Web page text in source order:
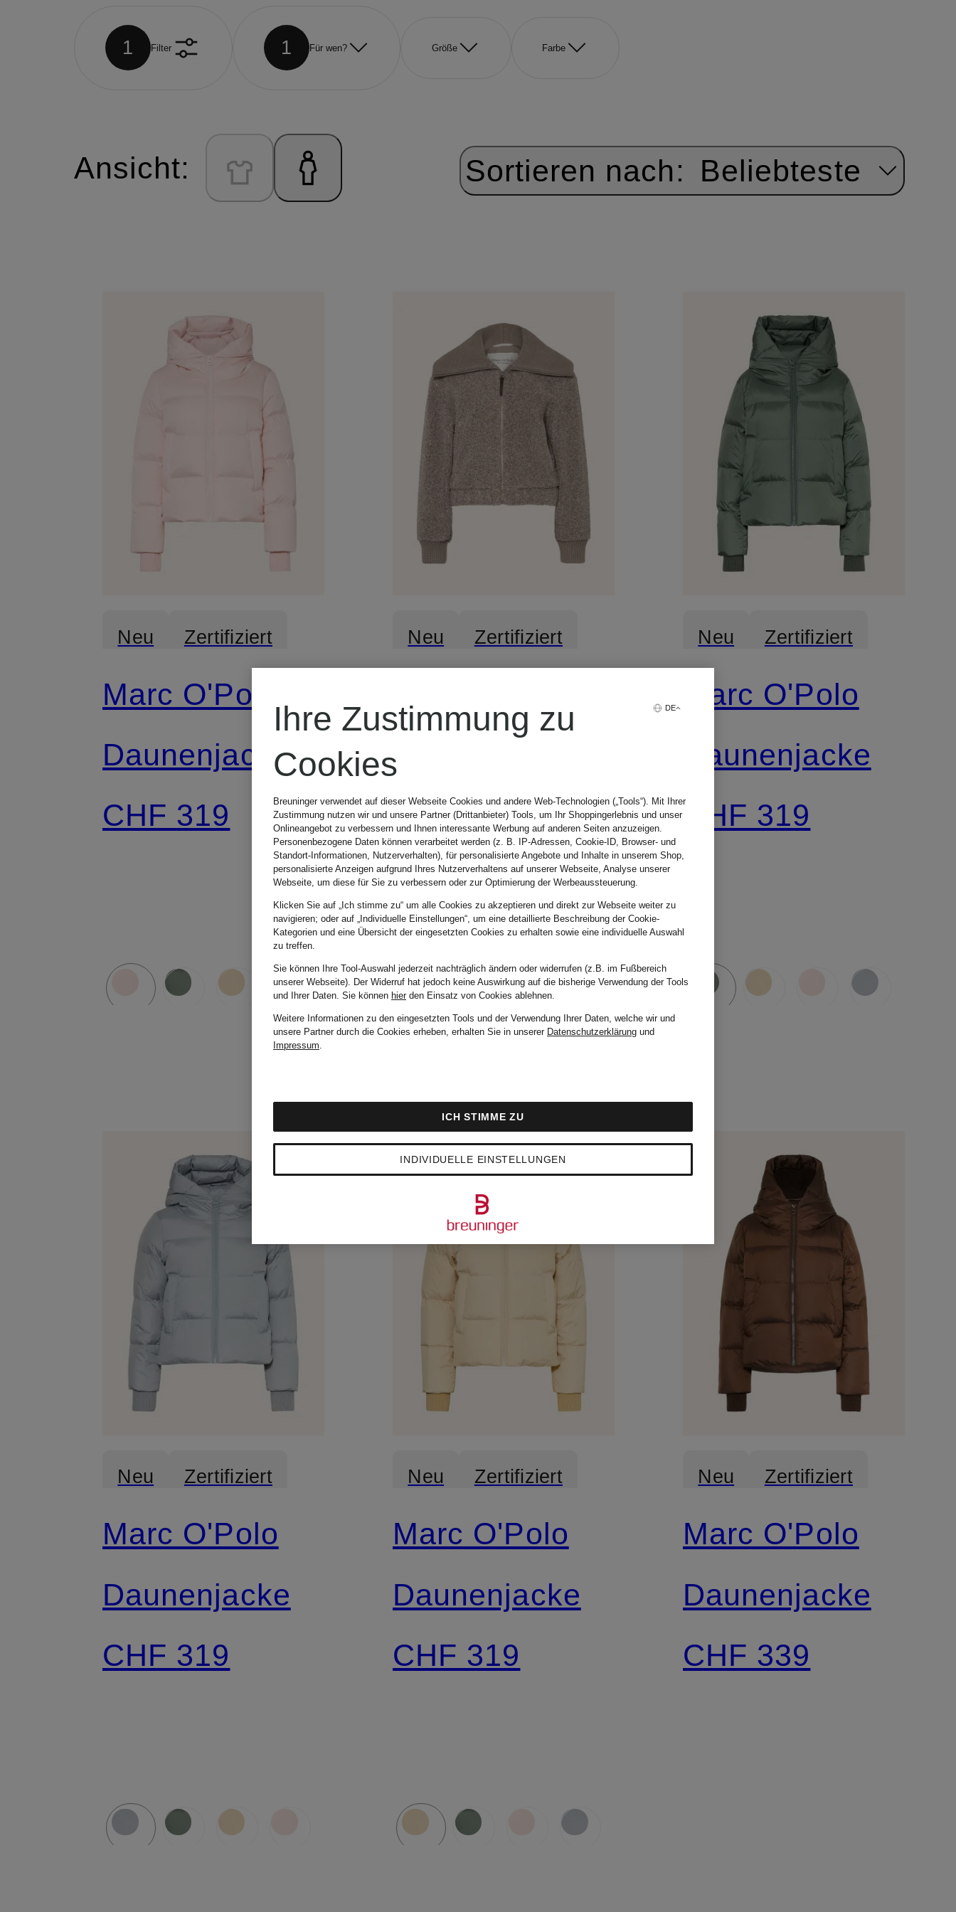
1 Filter 1 Für wen? Größe Farbe
Ansicht: Sortieren nach: Beliebteste
Neu Zertifiziert
Marc O'Polo
Daunenjacke
CHF 319
Neu Zertifiziert
Teddyfell-
Jacke
CHF 339
Neu Zertifiziert
Marc O'Polo
Daunenjacke
CHF 319
Neu Zertifiziert
Marc O'Polo
Daunenjacke
CHF 319
Neu Zertifiziert
Marc O'Polo
Daunenjacke
CHF 319
Neu Zertifiziert
Marc O'Polo
Daunenjacke
CHF 339
DE
Ihre Zustimmung zu
Cookies
Breuninger verwendet auf dieser Webseite Cookies und andere Web-Technologien („Tools“). Mit Ihrer
Zustimmung nutzen wir und unsere Partner (Drittanbieter) Tools, um Ihr Shoppingerlebnis und unser
Onlineangebot zu verbessern und Ihnen interessante Werbung auf anderen Seiten anzuzeigen.
Personenbezogene Daten können verarbeitet werden (z. B. IP-Adressen, Cookie-ID, Browser- und
Standort-Informationen, Nutzerverhalten), für personalisierte Angebote und Inhalte in unserem Shop,
personalisierte Anzeigen aufgrund Ihres Nutzerverhaltens auf unserer Webseite, Analyse unserer
Webseite, um diese für Sie zu verbessern oder zur Optimierung der Werbeaussteuerung.
Klicken Sie auf „Ich stimme zu“ um alle Cookies zu akzeptieren und direkt zur Webseite weiter zu
navigieren; oder auf „Individuelle Einstellungen“, um eine detaillierte Beschreibung der Cookie-
Kategorien und eine Übersicht der eingesetzten Cookies zu erhalten sowie eine individuelle Auswahl
zu treffen.
Sie können Ihre Tool-Auswahl jederzeit nachträglich ändern oder widerrufen (z.B. im Fußbereich
unserer Webseite). Der Widerruf hat jedoch keine Auswirkung auf die bisherige Verwendung der Tools
und Ihrer Daten. Sie können hierden Einsatz von Cookies ablehnen.
Weitere Informationen zu den eingesetzten Tools und der Verwendung Ihrer Daten, welche wir und
unsere Partner durch die Cookies erheben, erhalten Sie in unserer Datenschutzerklärung und
Impressum.
INDIVIDUELLE EINSTELLUNGEN
ICH STIMME ZU